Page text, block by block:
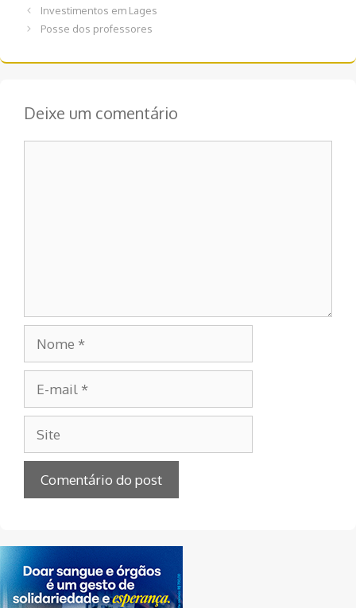
Navegação
Investimentos em Lages
Posse dos professores
Deixe um comentário
mail